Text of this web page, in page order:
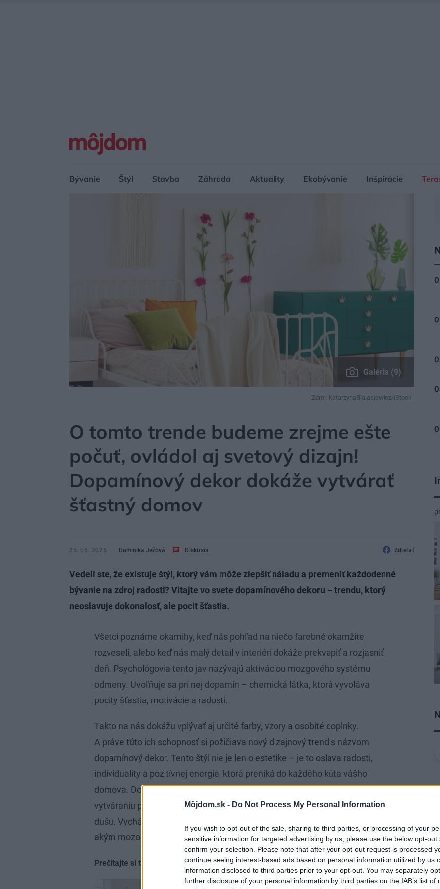
Môjdom.sk - Do Not Process My Personal Information
If you wish to opt-out of the sale, sharing to third parties, or processing of your
sensitive information for targeted advertising by us, please use the below opt-out
confirm your selection. Please note that after your opt-out request is processed
continue seeing interest-based ads based on personal information utilized by us
information disclosed to third parties prior to your opt-out. You may separately
further disclosure of your personal information by third parties on the IAB’s list of
Bývanie Štýl Stavba Záhrada Aktuality Ekobývanie Inšpirácie
Galéria (9)
Zdroj: KatarzynaBialasiewicz/iStock
O tomto trende budeme zrejme ešte
počuť, ovládol aj svetový dizajn!
Dopamínový dekor dokáže vytvárať
šťastný domov
25. 05. 2025 Dominika Ježová Diskusia Zdieľať
Vedeli ste, že existuje štýl, ktorý vám môže zlepšiť náladu a premeniť každodenné
bývanie na zdroj radosti? Vitajte vo svete dopamínového dekoru – trendu, ktorý
neoslavuje dokonalosť, ale pocit šťastia.
Všetci poznáme okamihy, keď nás pohľad na niečo farebné okamžite
rozveselí, alebo keď nás malý detail v interiéri dokáže prekvapiť a rozjasniť
deň. Psychológovia tento jav nazývajú aktiváciou mozgového systému
odmeny. Uvoľňuje sa pri nej dopamín – chemická látka, ktorá vyvoláva
pocity šťastia, motivácie a radosti.
Takto na nás dokážu vplývať aj určité farby, vzory a osobité doplnky.
A práve túto ich schopnosť si požičiava nový dizajnový trend s názvom
dopamínový dekor. Tento štýl nie je len o estetike – je to oslava radosti,
individuality a pozitívnej energie, ktorá preniká do každého kúta vášho
domova. Dopamínový dekor pozýva k hravosti, experimentovaniu a
vytváraniu priestorov, ktoré nie sú len pekné na pohľad, ale aj dobré pre
dušu. Vychádza pritom z
akým mozog reaguje na vizuálne aj čuchové vnemy.
Prečítajte si tiež